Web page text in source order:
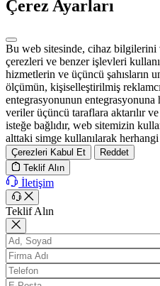
Çerez Ayarları
Bu web sitesinde, cihaz
çerezleri ve benzer işlevleri
hizmetlerin ve üçüncü şahısların
ölçümün, kişiselleştirilmiş
entegrasyonunun entegrasyonuna
veriler üçüncü taraflara aktarılır
isteğe bağlıdır, web sitemizin
alttaki simge kullanılarak
Çerezleri Kabul Et
Reddet
Teklif Alın
İletişim
Teklif Alın